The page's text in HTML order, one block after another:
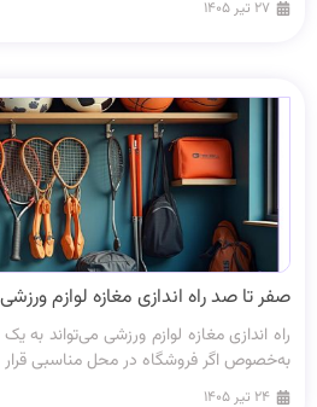
۲۷ تیر ۱۴۰۵
صفر تا صد راه اندازی مغازه لوازم ورزشی
راه اندازی مغازه لوازم ورزشی می‌تواند به
به‌خصوص اگر فروشگاه در محل مناسبی قرار
۲۴ تیر ۱۴۰۵